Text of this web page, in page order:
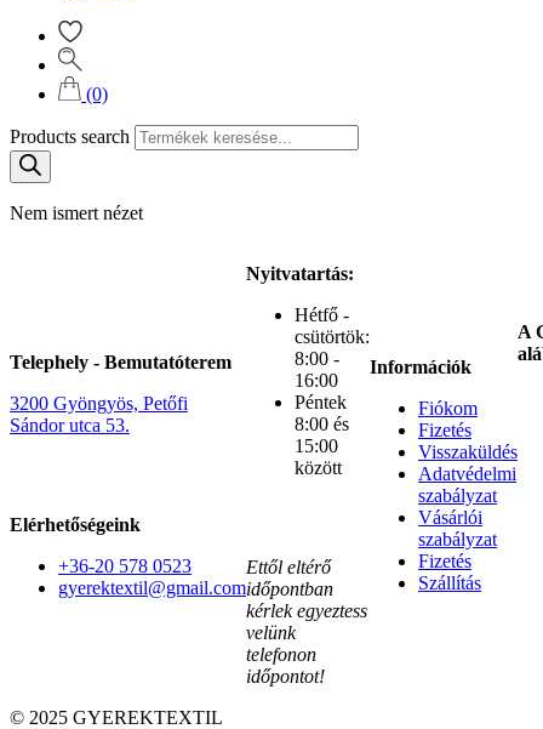
(0)
Products search
Nem ismert nézet
Telephely - Bemutatóterem
3200 Gyöngyös, Petőfi
Sándor utca 53.
Elérhetőségeink
+36-20 578 0523
gyerektextil@gmail.com
Nyitvatartás:
Hétfő -
csütörtök:
8:00 -
16:00
Péntek
8:00 és
15:00
között
Ettől eltérő
időpontban
kérlek egyeztess
velünk
telefonon
időpontot!
Információk
Fiókom
Fizetés
Visszaküldés
Adatvédelmi
szabályzat
Vásárlói
szabályzat
Fizetés
Szállítás
A
© 2025 GYEREKTEXTIL